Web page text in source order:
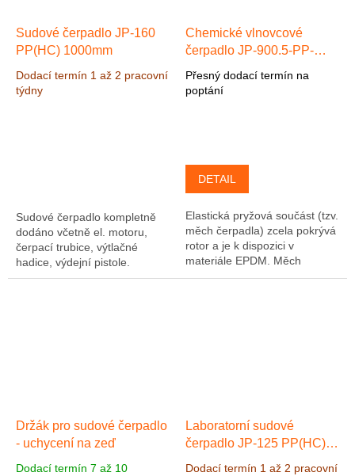
Sudové čerpadlo JP-160
PP(HC) 1000mm
Dodací termín 1 až 2 pracovní
týdny
Sudové čerpadlo kompletně
dodáno včetně el. motoru,
čerpací trubice, výtlačné
hadice, výdejní pistole.
Čerpadlo je vhodné pro
Chemické vlnovcové
čerpadlo JP-900.5-PP-
24 m, 3-f 0,25kW
Přesný dodací termín na
poptání
DETAIL
Elastická pryžová součást (tzv.
měch čerpadla) zcela pokrývá
rotor a je k dispozici v
materiále EPDM. Měch
čerpadla je současně pevně
Držák pro sudové čerpadlo
- uchycení na zeď
Dodací termín 7 až 10
Laboratorní sudové
čerpadlo JP-125 PP(HC)
Dodací termín 1 až 2 pracovní